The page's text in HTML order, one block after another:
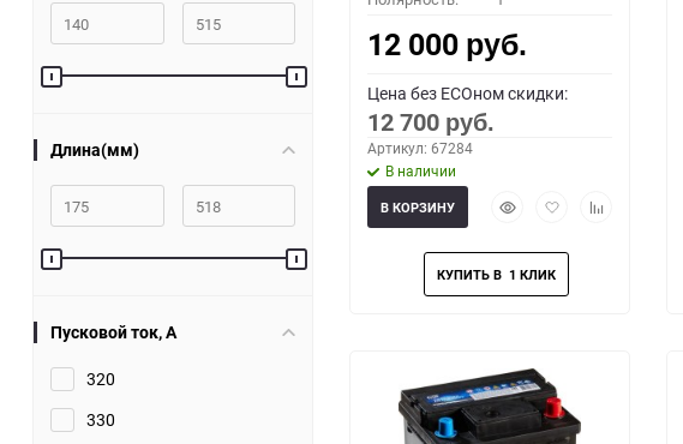
Длина(мм)
Пусковой ток, A
320
330
12 000 руб.
Цена без ECOном скидки:
12 700 руб.
Артикул: 67284
В наличии
БыстрыйДобавить
избранное
Добавить
В КОРЗИНУ